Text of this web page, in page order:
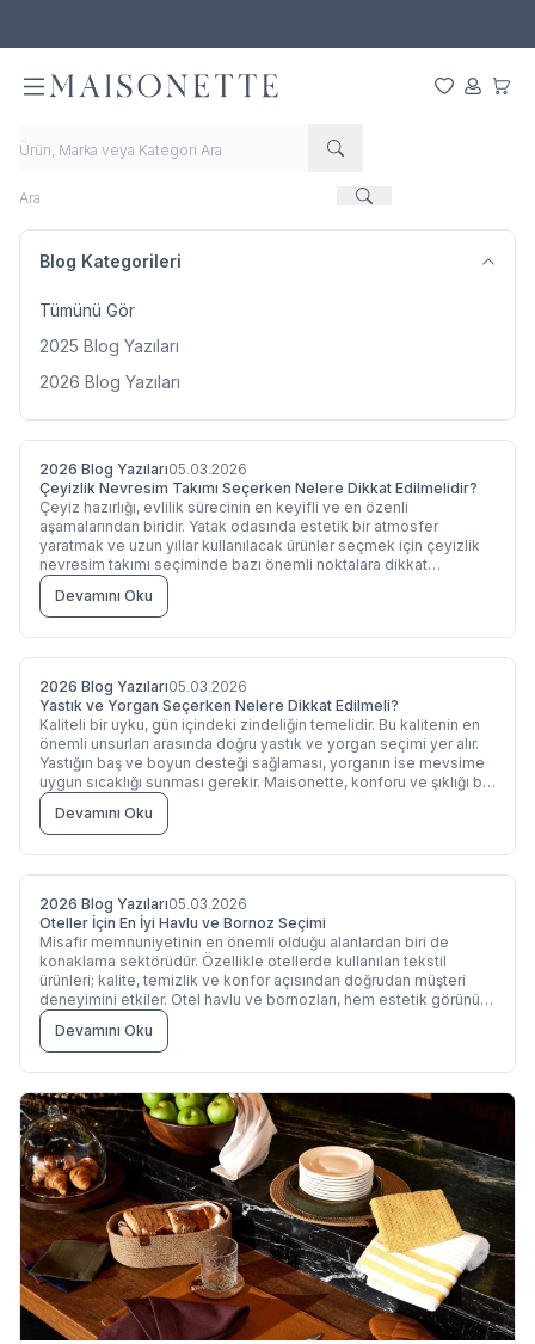
Favorilerim
Hesabım
Blog Kategorileri
Tümünü Gör
2025 Blog Yazıları
2026 Blog Yazıları
2026 Blog Yazıları05.03.2026
Çeyizlik Nevresim Takımı Seçerken Nelere Dikkat Edilmelidir?
Çeyiz hazırlığı, evlilik sürecinin en keyifli ve en özenli
aşamalarından biridir. Yatak odasında estetik bir atmosfer
yaratmak ve uzun yıllar kullanılacak ürünler seçmek için çeyizlik
nevresim takımı seçiminde bazı önemli noktalara dikkat
edilmelidir. Hem işçilik kalitesi hem de kumaş türü, bu seçim
sürecinde belirleyici olur. Maisonette, zarif detaylarla süslenmiş
çeyizlik nevresim takımları ile yatak odalarına zarafet ve kalite
katıyor.
Devamını Oku
2026 Blog Yazıları05.03.2026
Yastık ve Yorgan Seçerken Nelere Dikkat Edilmeli?
Kaliteli bir uyku, gün içindeki zindeliğin temelidir. Bu kalitenin en
önemli unsurları arasında doğru yastık ve yorgan seçimi yer alır.
Yastığın baş ve boyun desteği sağlaması, yorganın ise mevsime
uygun sıcaklığı sunması gerekir. Maisonette, konforu ve şıklığı bir
araya getiren yastık ve yorgan çeşitleriyle her ihtiyaca uygun
çözümler sunar.
Devamını Oku
2026 Blog Yazıları05.03.2026
Oteller İçin En İyi Havlu ve Bornoz Seçimi
Misafir memnuniyetinin en önemli olduğu alanlardan biri de
konaklama sektörüdür. Özellikle otellerde kullanılan tekstil
ürünleri; kalite, temizlik ve konfor açısından doğrudan müşteri
deneyimini etkiler. Otel havlu ve bornozları, hem estetik görünüm
sunmalı hem de yoğun kullanıma dayanıklı olmalıdır.
Maisonette’in otel havlu ve bornoz koleksiyonu, bu alanda ihtiyaç
duyulan tüm detayları bir araya getirerek profesyonel çözümler
sunar.
Devamını Oku